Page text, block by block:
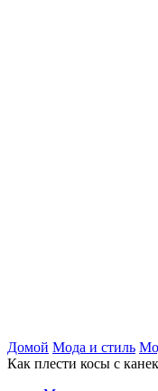
Домой Мода и стиль
Как плести косы с